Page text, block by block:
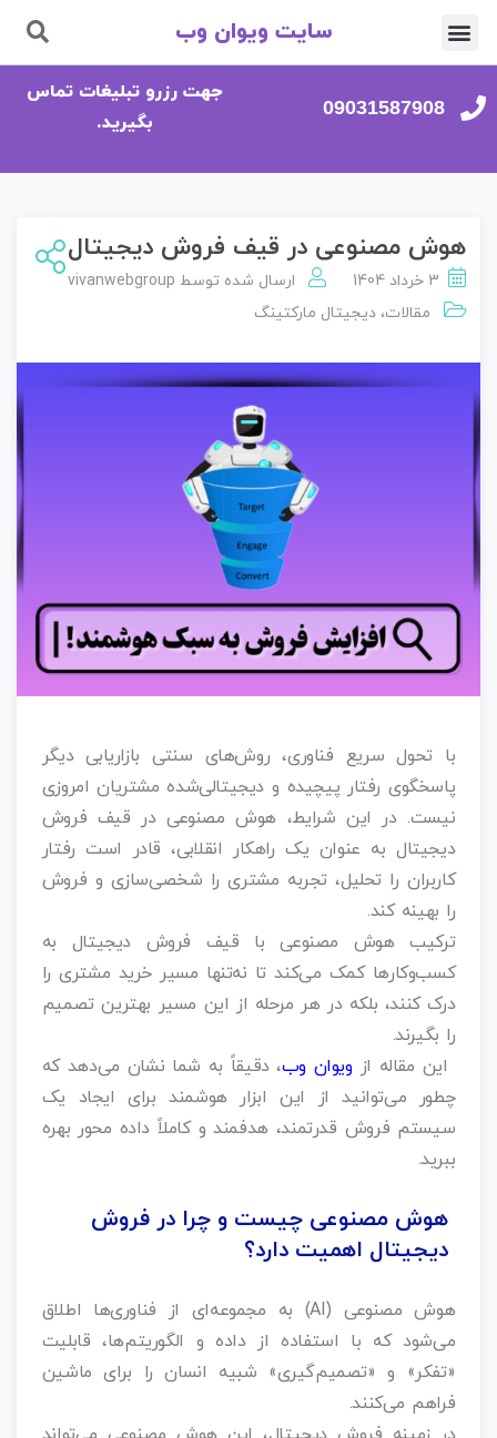
سایت ویوان وب
09031587908
جهت رزرو تبلیغات تماس
بگیرید.
هوش مصنوعی در قیف فروش دیجیتال
3 خرداد 1404 ارسال شده توسط vivanwebgroup
مقالات، دیجیتال مارکتینگ
با تحول سریع فناوری، روش‌های سنتی بازاریابی دیگر
پاسخگوی رفتار پیچیده و دیجیتالی‌شده مشتریان امروزی
نیست. در این شرایط، هوش مصنوعی در قیف فروش
دیجیتال به عنوان یک راهکار انقلابی، قادر است رفتار
کاربران را تحلیل، تجربه مشتری را شخصی‌سازی و فروش
را بهینه کند.
ترکیب هوش مصنوعی با قیف فروش دیجیتال به
کسب‌وکارها کمک می‌کند تا نه‌تنها مسیر خرید مشتری را
درک کنند، بلکه در هر مرحله از این مسیر بهترین تصمیم
را بگیرند.
این مقاله از ویوان وب، دقیقاً به شما نشان می‌دهد که
چطور می‌توانید از این ابزار هوشمند برای ایجاد یک
سیستم فروش قدرتمند، هدفمند و کاملاً داده‌ محور بهره
ببرید.
هوش مصنوعی چیست و چرا در فروش
دیجیتال اهمیت دارد؟
هوش مصنوعی (AI) به مجموعه‌ای از فناوری‌ها اطلاق
می‌شود که با استفاده از داده و الگوریتم‌ها، قابلیت
«تفکر» و «تصمیم‌گیری» شبیه انسان را برای ماشین
فراهم می‌کنند.